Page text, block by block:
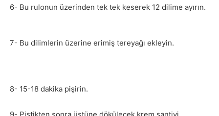
6- Bu rulonun üzerinden tek tek keserek 12 dilime ayırın.
7- Bu dilimlerin üzerine erimiş tereyağı ekleyin.
8- 15-18 dakika pişirin.